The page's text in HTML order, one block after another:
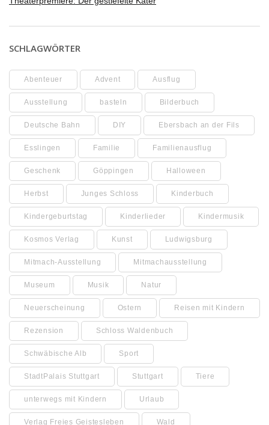
SCHLAGWÖRTER
Abenteuer Advent Ausflug
Ausstellung basteln Bilderbuch
Deutsche Bahn DIY Ebersbach an der Fils
Esslingen Familie Familienausflug
Geschenk Göppingen Halloween
Herbst Junges Schloss Kinderbuch
Kindergeburtstag Kinderlieder Kindermusik
Kosmos Verlag Kunst Ludwigsburg
Mitmach-Ausstellung Mitmachausstellung
Museum Musik Natur
Neuerscheinung Ostern Reisen mit Kindern
Rezension Schloss Waldenbuch
Schwäbische Alb Sport
StadtPalais Stuttgart Stuttgart Tiere
unterwegs mit Kindern Urlaub
Verlag Freies Geistesleben Wald